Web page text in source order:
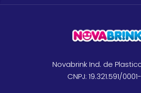
Novabrink Ind. de
CNPJ: 19.321.591/